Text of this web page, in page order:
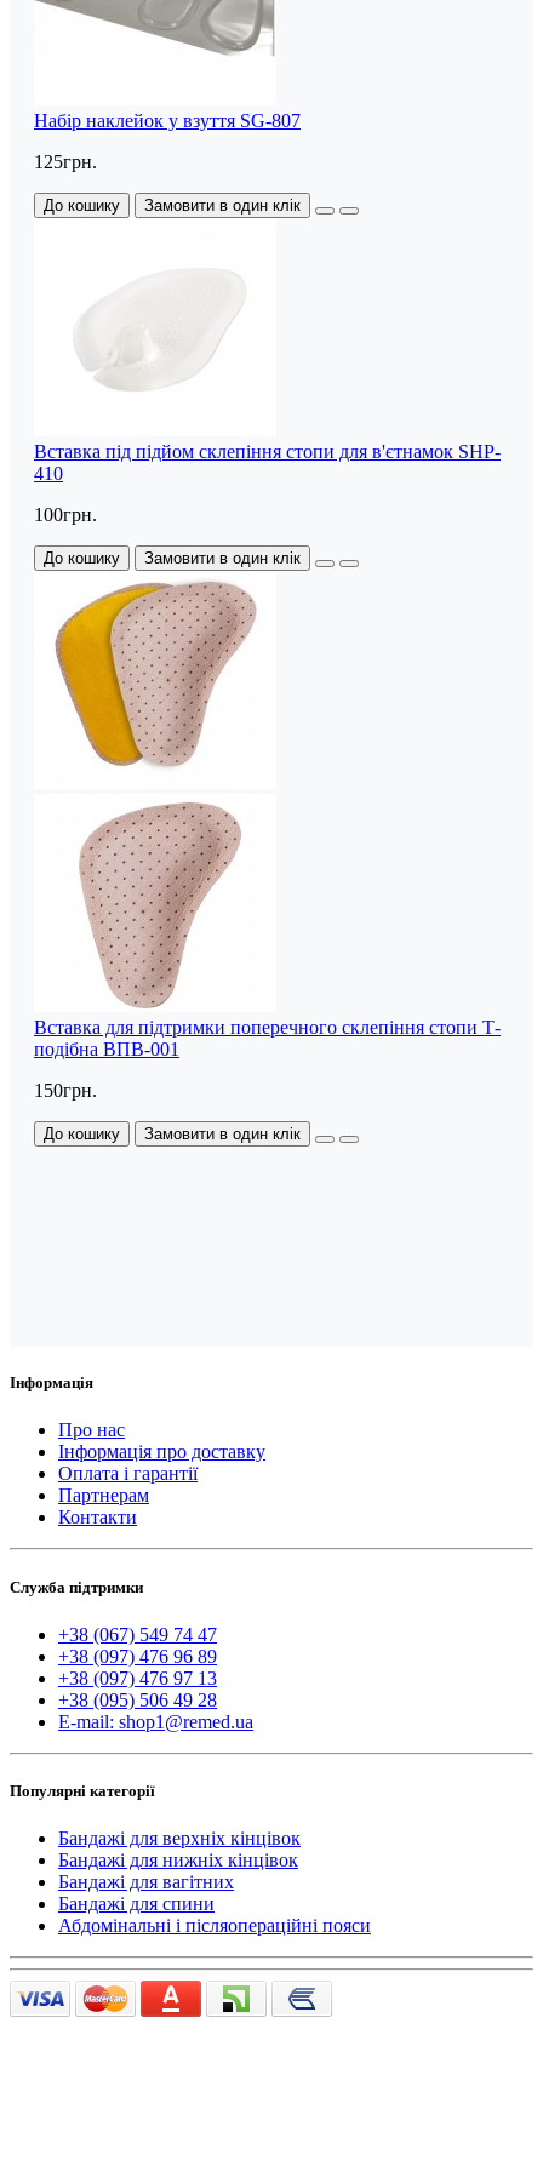
Набір наклейок у взуття SG-807
125грн.
До кошику Замовити в один клік
Вставка під підйом склепіння стопи для в'єтнамок SHP-
410
100грн.
До кошику Замовити в один клік
Вставка для підтримки поперечного склепіння стопи Т-
подібна ВПВ-001
150грн.
До кошику Замовити в один клік
Інформація
Про нас
Інформація про доставку
Оплата і гарантії
Партнерам
Контакти
Служба підтримки
+38 (067) 549 74 47
+38 (097) 476 96 89
+38 (097) 476 97 13
+38 (095) 506 49 28
E-mail: shop1@remed.ua
Популярні категорії
Бандажі для верхніх кінцівок
Бандажі для нижніх кінцівок
Бандажі для вагітних
Бандажі для спини
Абдомінальні і післяопераційні пояси